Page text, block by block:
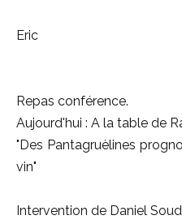
Eric
Repas conférence.
Aujourd'hui : A la table de
"Des Pantagruèlines
vin"
Intervention de Daniel